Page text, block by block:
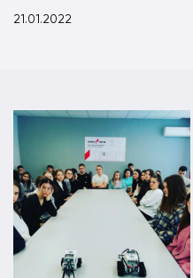
21.01.2022